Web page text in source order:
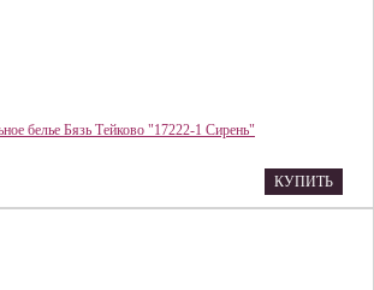
белье Бязь Тейково "17222-1 Сирень"
КУПИТЬ